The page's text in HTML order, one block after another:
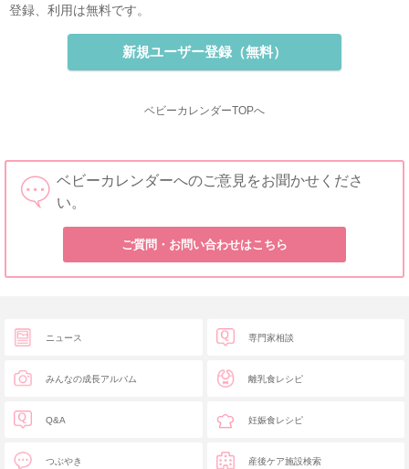
登録、利用は無料です。
新規ユーザー登録（無料）
ベビーカレンダーTOPへ
ベビーカレンダーへのご意見をお聞かせくださ
い。
ご質問・お問い合わせはこちら
ニュース
みんなの成長アルバム
Q&A
つぶやき
専門家相談
離乳食レシピ
妊娠食レシピ
産後ケア施設検索